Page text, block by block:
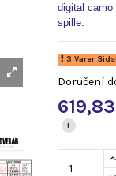
digital camo
spille.
3 Varer
Doručení
i